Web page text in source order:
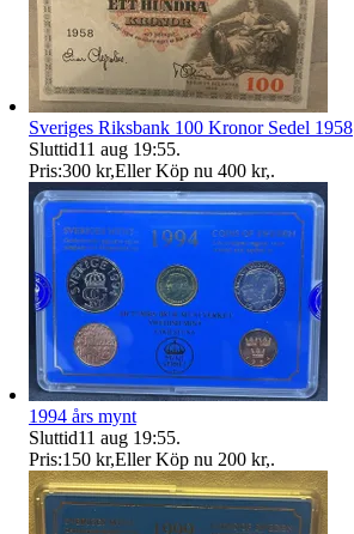
Sveriges Riksbank 100 Kronor Sedel 1958
Sluttid11 aug 19:55.
Pris:300 kr,Eller Köp nu 400 kr,.
1994 års mynt
Sluttid11 aug 19:55.
Pris:150 kr,Eller Köp nu 200 kr,.